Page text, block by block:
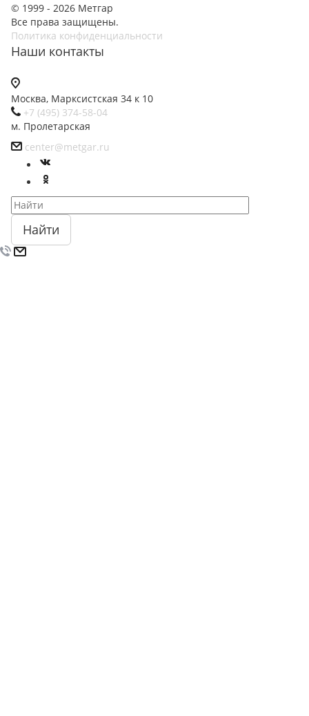
© 1999 - 2026 Метгар
Все права защищены.
Политика конфиденциальности
Наши контакты
Москва, Марксистская 34 к 10
+7 (495) 374-58-04
м. Пролетарская
center@metgar.ru
Найти